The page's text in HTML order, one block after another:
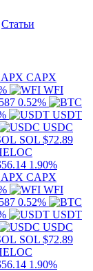
Статьи
CAPX
WFI
0.52%
USDT
USDC
SOL $72.89
1.90%
CAPX
WFI
0.52%
USDT
USDC
SOL $72.89
1.90%